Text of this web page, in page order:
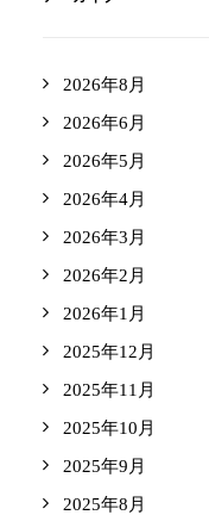
2026年8月
2026年6月
2026年5月
2026年4月
2026年3月
2026年2月
2026年1月
2025年12月
2025年11月
2025年10月
2025年9月
2025年8月